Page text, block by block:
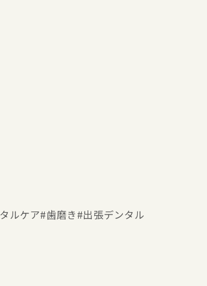
ルケア#歯磨き#出張デンタル